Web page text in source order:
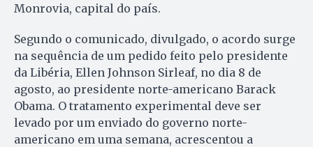
Monrovia, capital do país.
Segundo o comunicado, divulgado, o acordo surge
na sequência de um pedido feito pelo presidente
da Libéria, Ellen Johnson Sirleaf, no dia 8 de
agosto, ao presidente norte-americano Barack
Obama. O tratamento experimental deve ser
levado por um enviado do governo norte-
americano em uma semana, acrescentou a